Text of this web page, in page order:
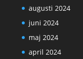
augusti 2024
juni 2024
maj 2024
april 2024